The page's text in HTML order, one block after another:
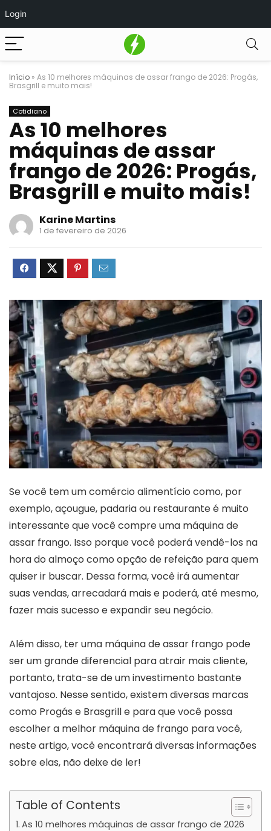
Login
Início » As 10 melhores máquinas de assar frango de 2026: Progás,
Brasgrill e muito mais!
Cotidiano
As 10 melhores
máquinas de assar
frango de 2026: Progás,
Brasgrill e muito mais!
Karine Martins
1 de fevereiro de 2026
Se você tem um comércio alimentício como, por
exemplo, açougue, padaria ou restaurante é muito
interessante que você compre uma máquina de
assar frango. Isso porque você poderá vendê-los na
hora do almoço como opção de refeição para quem
quiser ir buscar. Dessa forma, você irá aumentar
suas vendas, arrecadará mais e poderá, até mesmo,
fazer mais sucesso e expandir seu negócio.
Além disso, ter uma máquina de assar frango pode
ser um grande diferencial para atrair mais cliente,
portanto, trata-se de um investimento bastante
vantajoso. Nesse sentido, existem diversas marcas
como Progás e Brasgrill e para que você possa
escolher a melhor máquina de frango para você,
neste artigo, você encontrará diversas informações
sobre elas, não deixe de ler!
Table of Contents
As 10 melhores máquinas de assar frango de 2026